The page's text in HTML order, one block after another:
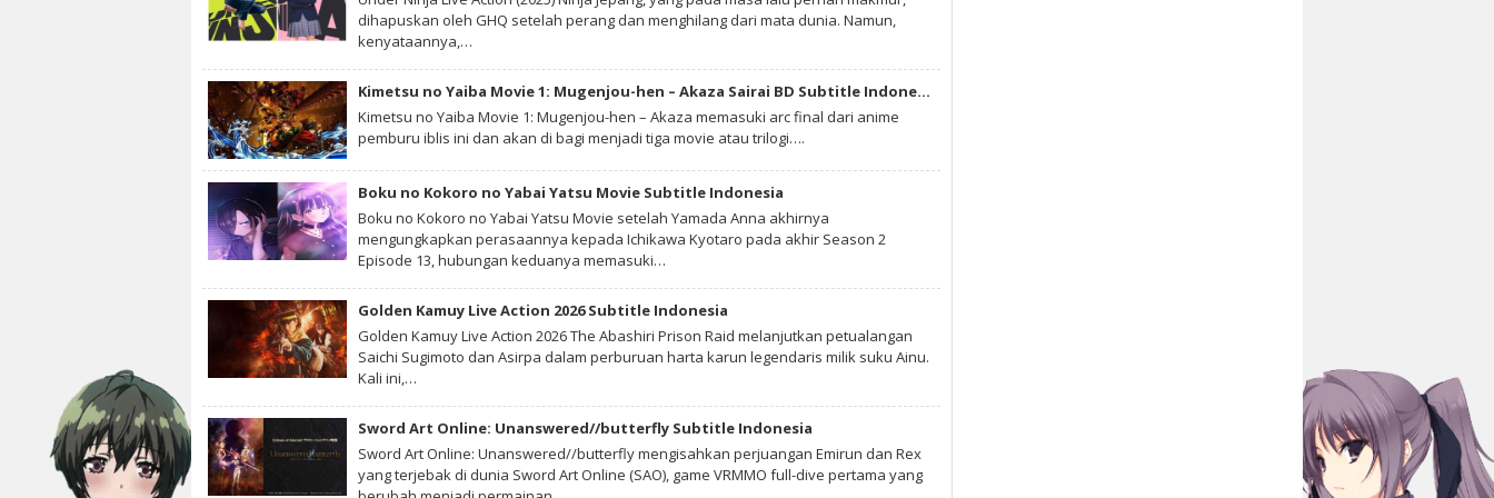
dihapuskan oleh GHQ setelah perang dan menghilang dari mata dunia. Namun,
kenyataannya,…
Kimetsu no Yaiba Movie 1: Mugenjou-hen – Akaza Sairai BD Subtitle Indonesia
Kimetsu no Yaiba Movie 1: Mugenjou-hen – Akaza memasuki arc final dari anime
pemburu iblis ini dan akan di bagi menjadi tiga movie atau trilogi….
Boku no Kokoro no Yabai Yatsu Movie Subtitle Indonesia
Boku no Kokoro no Yabai Yatsu Movie setelah Yamada Anna akhirnya
mengungkapkan perasaannya kepada Ichikawa Kyotaro pada akhir Season 2
Episode 13, hubungan keduanya memasuki…
Golden Kamuy Live Action 2026 Subtitle Indonesia
Golden Kamuy Live Action 2026 The Abashiri Prison Raid melanjutkan petualangan
Saichi Sugimoto dan Asirpa dalam perburuan harta karun legendaris milik suku Ainu.
Kali ini,…
Sword Art Online: Unanswered//butterfly Subtitle Indonesia
Sword Art Online: Unanswered//butterfly mengisahkan perjuangan Emirun dan Rex
yang terjebak di dunia Sword Art Online (SAO), game VRMMO full-dive pertama yang